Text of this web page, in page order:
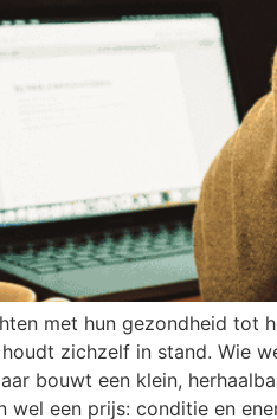
met hun gezondheid
zichzelf in stand. Wie
bouwt een klein,
wel een prijs: conditie en